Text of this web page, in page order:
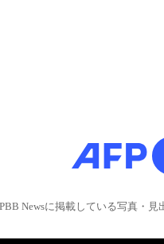
Newsに掲載している写真・